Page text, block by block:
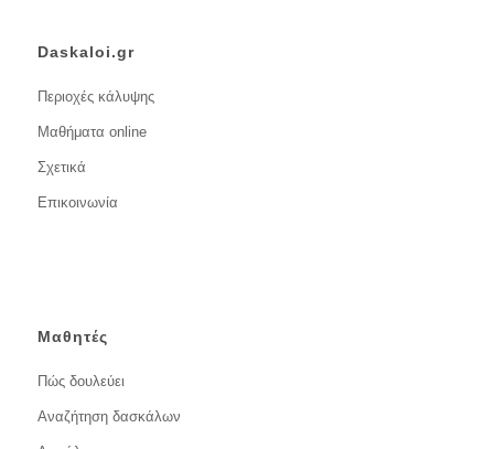
Daskaloi.gr
Περιοχές κάλυψης
Μαθήματα online
Σχετικά
Επικοινωνία
Μαθητές
Πώς δουλεύει
Αναζήτηση δασκάλων